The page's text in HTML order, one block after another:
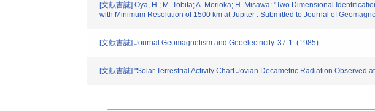
[文献書誌] Oya, H.; M. Tobita; A. Morioka; H. Misawa: "Two Dimensional
with Minimum Resolution of 1500 km at Jupiter : Submitted to Journal of
[文献書誌] Journal Geomagnetism and Geoelectricity. 37-1. (1985)
[文献書誌] "Solar Terrestrial Activity Chart Jovian Decametric Radiation Observed